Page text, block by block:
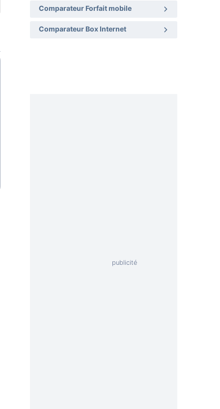
Comparateur Forfait mobile
Comparateur Box Internet